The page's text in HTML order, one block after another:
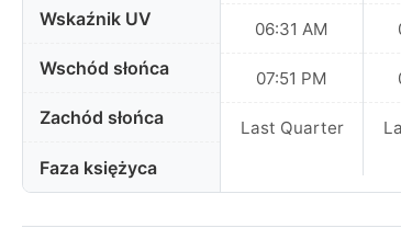
Wskaźnik UV
Wschód słońca
Zachód słońca
Faza księżyca
06:31 AM
07:51 PM
Last Quarter